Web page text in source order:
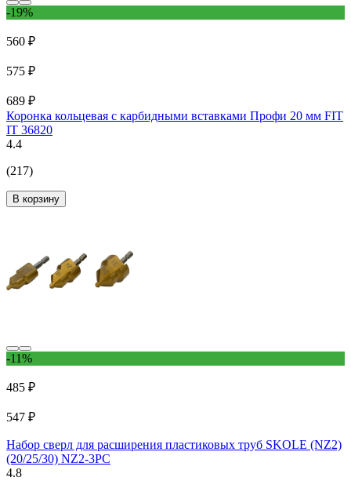
-19%
560 ₽
575 ₽
689 ₽
Коронка кольцевая с карбидными вставками Профи 20 мм FIT
IT 36820
4.4
(217)
В корзину
-11%
485 ₽
547 ₽
Набор сверл для расширения пластиковых труб SKOLE (NZ2)
(20/25/30) NZ2-3PC
4.8